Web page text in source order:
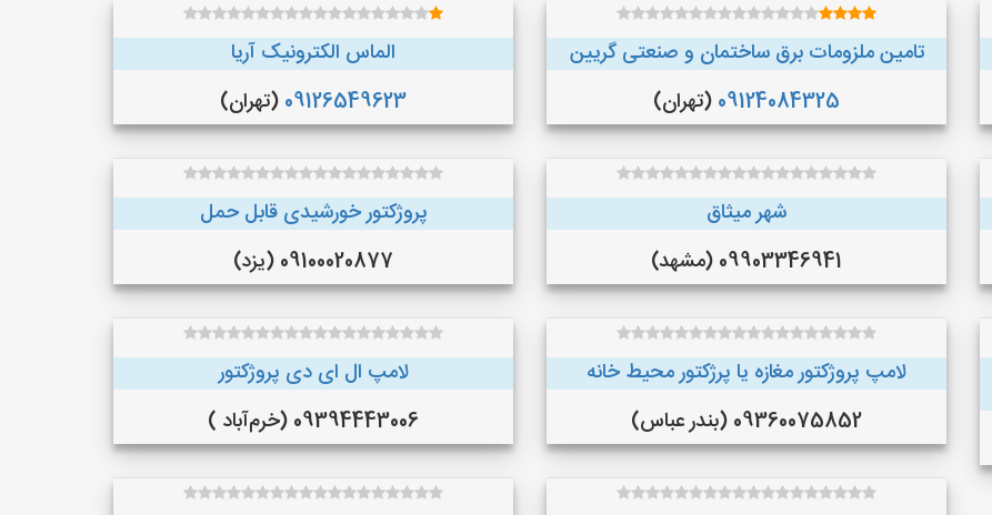
تامین ملزومات برق ساختمان و صنعتی گریین
09124084325 (تهران)
الماس الکترونیک آریا
09126549623 (تهران)
شهر میثاق
09903346941 (مشهد)
پروژکتور خورشیدی قابل حمل
09100020877 (یزد)
لامپ پروژکتور مغازه یا پرژکتور محیط خانه
09360075852 (بندر عباس)
لامپ ال ای دی پروژکتور
09394443006 (خرم‌آباد )